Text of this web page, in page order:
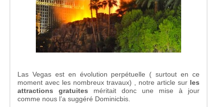
Las Vegas est en évolution perpétuelle ( surtout en ce
moment avec les nombreux travaux) , notre article sur les
attractions gratuites méritait donc une mise à jour
comme nous l’a suggéré Dominicbis.